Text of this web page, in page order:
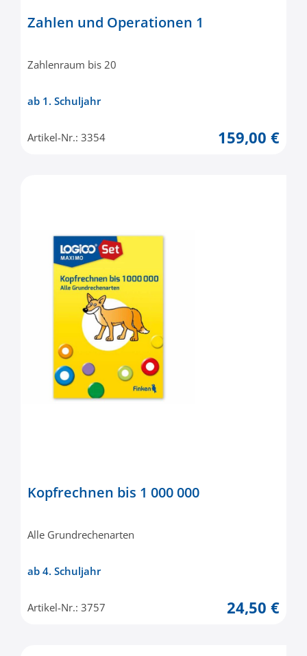
Zahlen und Operationen 1
Zahlenraum bis 20
ab 1. Schuljahr
Artikel-Nr.: 3354 159,00 €
Kopfrechnen bis 1 000 000
Alle Grundrechenarten
ab 4. Schuljahr
Artikel-Nr.: 3757 24,50 €